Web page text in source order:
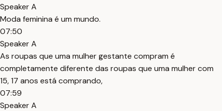
Speaker A
Moda feminina é um mundo.
07:50
Speaker A
As roupas que uma mulher gestante compram é
completamente diferente das roupas que uma mulher com
15, 17 anos está comprando,
07:59
Speaker A